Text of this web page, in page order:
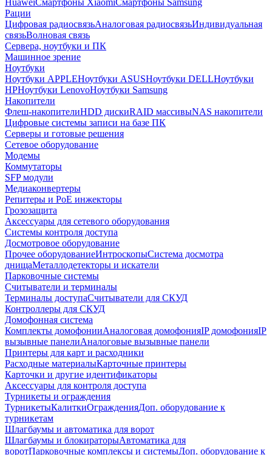
HuaweiСмартфоны XiaomiСмартфоны Samsung
Рации
Цифровая радиосвязьАналоговая радиосвязьИндивидуальная
связьВолновая связь
Сервера, ноутбуки и ПК
Машинное зрение
Ноутбуки
Ноутбуки APPLEНоутбуки ASUSНоутбуки DELLНоутбуки
HPНоутбуки LenovoНоутбуки Samsung
Накопители
Флеш-накопителиHDD дискиRAID массивыNAS накопители
Цифровые системы записи на базе ПК
Серверы и готовые решения
Сетевое оборудование
Модемы
Коммутаторы
SFP модули
Медиаконвертеры
Репитеры и PoE инжекторы
Грозозащита
Аксессуары для сетевого оборудования
Системы контроля доступа
Досмотровое оборудование
Прочее оборудованиеИнтроскопыСистема досмотра
днищаМеталлодетекторы и искатели
Парковочные системы
Считыватели и терминалы
Терминалы доступаСчитыватели для СКУД
Контроллеры для СКУД
Домофонная система
Комплекты домофонииАналоговая домофонияIP домофонияIP
вызывные панелиАналоговые вызывные панели
Принтеры для карт и расходники
Расходные материалыКарточные принтеры
Карточки и другие идентификаторы
Аксессуары для контроля доступа
Турникеты и ограждения
ТурникетыКалиткиОгражденияДоп. оборудование к
турникетам
Шлагбаумы и автоматика для ворот
Шлагбаумы и блокираторыАвтоматика для
воротПарковочные комплексы и системыДоп. оборудование к